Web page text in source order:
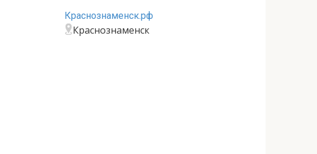
Краснознаменск.рф
Краснознаменск